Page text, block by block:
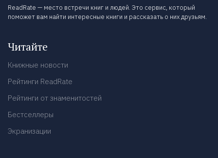
ReadRate — место встречи книг и людей. Это сервис, который
поможет вам найти интересные книги и рассказать о них друзьям.
Читайте
Книжные новости
Рейтинги ReadRate
Рейтинги от знаменитостей
Бестселлеры
Экранизации